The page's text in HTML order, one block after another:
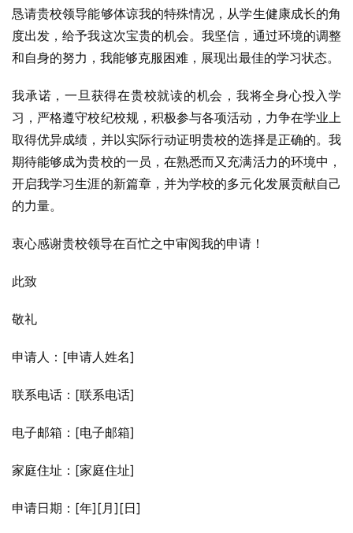
恳请贵校领导能够体谅我的特殊情况，从学生健康成长的角
度出发，给予我这次宝贵的机会。我坚信，通过环境的调整
和自身的努力，我能够克服困难，展现出最佳的学习状态。
我承诺，一旦获得在贵校就读的机会，我将全身心投入学
习，严格遵守校纪校规，积极参与各项活动，力争在学业上
取得优异成绩，并以实际行动证明贵校的选择是正确的。我
期待能够成为贵校的一员，在熟悉而又充满活力的环境中，
开启我学习生涯的新篇章，并为学校的多元化发展贡献自己
的力量。
衷心感谢贵校领导在百忙之中审阅我的申请！
此致
敬礼
申请人：[申请人姓名]
联系电话：[联系电话]
电子邮箱：[电子邮箱]
家庭住址：[家庭住址]
申请日期：[年][月][日]